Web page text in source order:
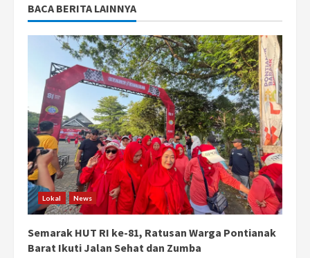
BACA BERITA LAINNYA
Lokal News
Semarak HUT RI ke-81, Ratusan Warga Pontianak
Barat Ikuti Jalan Sehat dan Zumba